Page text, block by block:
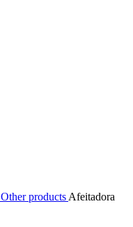
Other products Afeitadora